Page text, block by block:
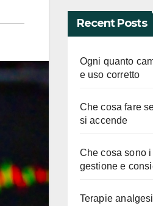
Recent Posts
Ogni quanto
e uso corretto
Che cosa fare
si accende
Che cosa sono
gestione e
Terapie